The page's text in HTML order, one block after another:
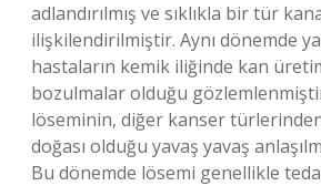
adlandırılmış ve sıklıkla bir tür
ilişkilendirilmiştir. Aynı dönemde
hastaların kemik iliğinde kan
bozulmalar olduğu
löseminin, diğer kanser
doğası olduğu yavaş yavaş
Bu dönemde lösemi genellikle